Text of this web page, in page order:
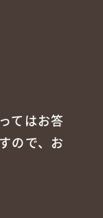
てはお答
ので、お